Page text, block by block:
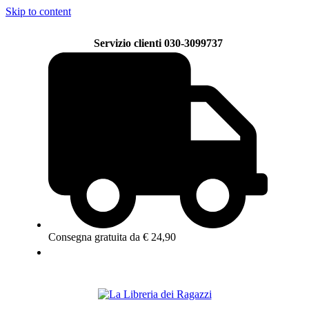
Skip to content
Servizio clienti 030-3099737
Consegna gratuita da € 24,90